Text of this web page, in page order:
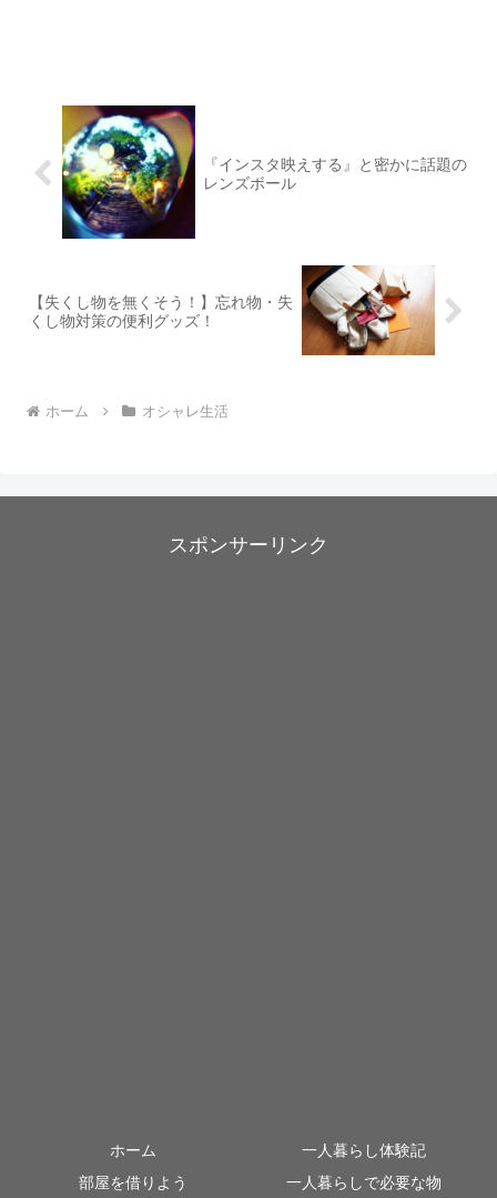
『インスタ映えする』と密かに話題の
レンズボール
【失くし物を無くそう！】忘れ物・失
くし物対策の便利グッズ！
ホーム オシャレ生活
スポンサーリンク
ホーム
一人暮らし体験記
部屋を借りよう
一人暮らしで必要な物